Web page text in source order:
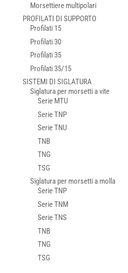
Morsettiere multipolari
PROFILATI DI SUPPORTO
Profilati 15
Profilati 30
Profilati 35
Profilati 35/15
SISTEMI DI SIGLATURA
Siglatura per morsetti a vite
Serie MTU
Serie TNP
Serie TNU
TNB
TNG
TSG
Siglatura per morsetti a molla
Serie TNP
Serie TNM
Serie TNS
TNB
TNG
TSG